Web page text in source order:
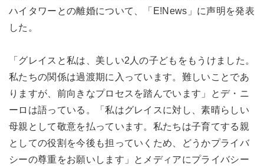
ハイタワーとの離婚について、「E!News」に声明を発表
した。
「グレイスと私は、美しい2人の子どもをもうけました。
私たちの関係は過渡期に入っています。難しいことであ
りますが、前向きなプロセスを踏んでいます」とデ・ニ
ーロは語っている。「私はグレイスに対し、素晴らしい
母親として敬意を払っています。私たちは子育てする親
としての役割を今後も担っていくため、どうかプライバ
シーの尊重をお願いします」とメディアにプライバシー